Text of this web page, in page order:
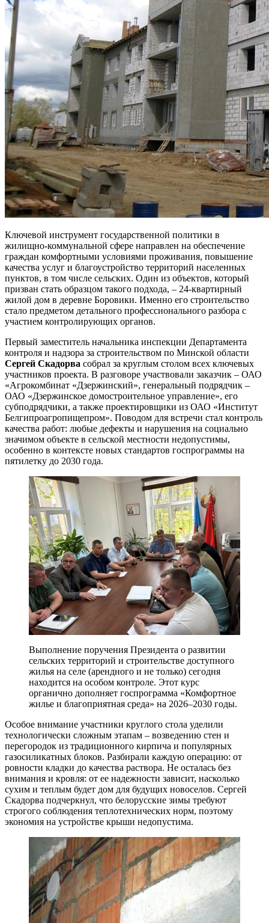
Ключевой инструмент государственной политики в
жилищно-коммунальной сфере направлен на обеспечение
граждан комфортными условиями проживания, повышение
качества услуг и благоустройство территорий населенных
пунктов, в том числе сельских. Один из объектов, который
призван стать образцом такого подхода, – 24-квартирный
жилой дом в деревне Боровики. Именно его строительство
стало предметом детального профессионального разбора с
участием контролирующих органов.
Первый заместитель начальника инспекции Департамента
контроля и надзора за строительством по Минской области
Сергей Скадорва собрал за круглым столом всех ключевых
участников проекта. В разговоре участвовали заказчик – ОАО
«Агрокомбинат «Дзержинский», генеральный подрядчик –
ОАО «Дзержинское домостроительное управление», его
субподрядчики, а также проектировщики из ОАО «Институт
Белгипроагропищепром». Поводом для встречи стал контроль
качества работ: любые дефекты и нарушения на социально
значимом объекте в сельской местности недопустимы,
особенно в контексте новых стандартов госпрограммы на
пятилетку до 2030 года.
Выполнение поручения Президента о развитии
сельских территорий и строительстве доступного
жилья на селе (арендного и не только) сегодня
находится на особом контроле. Этот курс
органично дополняет госпрограмма «Комфортное
жилье и благоприятная среда» на 2026–2030 годы.
Особое внимание участники круглого стола уделили
технологически сложным этапам – возведению стен и
перегородок из традиционного кирпича и популярных
газосиликатных блоков. Разбирали каждую операцию: от
ровности кладки до качества раствора. Не осталась без
внимания и кровля: от ее надежности зависит, насколько
сухим и теплым будет дом для будущих новоселов. Сергей
Скадорва подчеркнул, что белорусские зимы требуют
строгого соблюдения теплотехнических норм, поэтому
экономия на устройстве крыши недопустима.